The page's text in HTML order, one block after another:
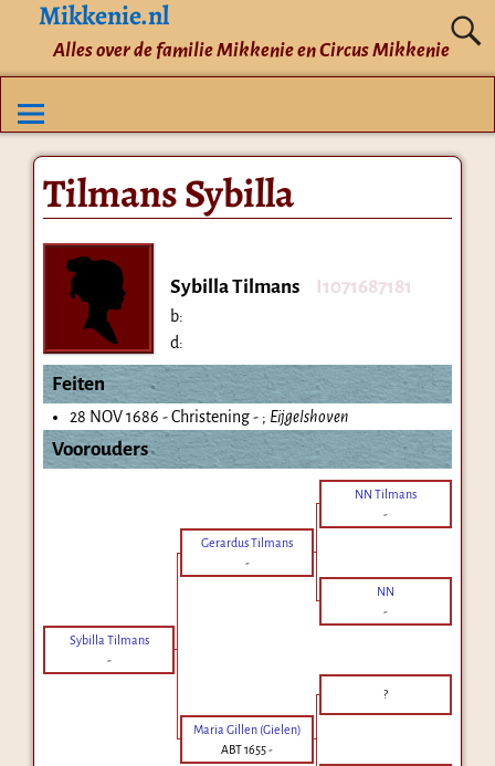
Mikkenie.nl
Alles over de familie Mikkenie en Circus Mikkenie
Tilmans Sybilla
Sybilla Tilmans I1071687181
b:
d:
Feiten
28 NOV 1686 - Christening - ; Eijgelshoven
Voorouders
NN Tilmans
-
Gerardus Tilmans
-
NN
-
Sybilla Tilmans
-
?
Maria Gillen (Gielen)
ABT 1655-